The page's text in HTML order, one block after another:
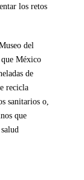
los retos
del
México
de
recicla
sanitarios o,
que